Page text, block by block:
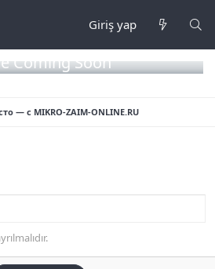
Giriş yap
Coming Soon
— с MIKRO-ZAIM-ONLINE.RU